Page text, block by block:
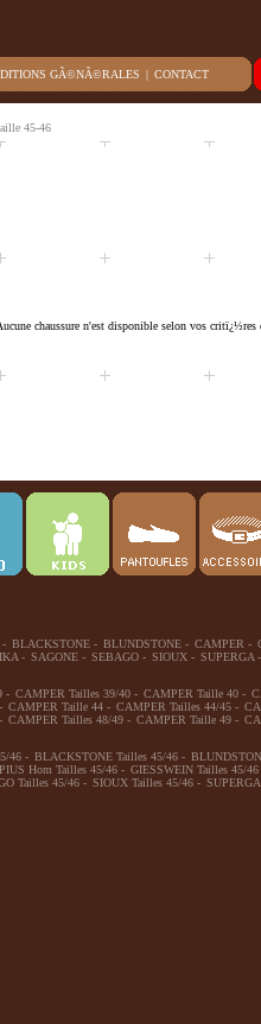
GÃ©NÃ©RALES | CONTACT
45-46
chaussure n'est disponible selon vos critï¿½res
- BLACKSTONE - BLUNDSTONE - CAMPER -
- SAGONE - SEBAGO - SIOUX - SUPERGA -
- CAMPER Tailles 39/40 - CAMPER Taille 40 -
- CAMPER Taille 44 - CAMPER Tailles 44/45 -
- CAMPER Tailles 48/49 - CAMPER Taille 49 -
46 - BLACKSTONE Tailles 45/46 -
Hom Tailles 45/46 - GIESSWEIN Tailles 45/46
Tailles 45/46 - SIOUX Tailles 45/46 -